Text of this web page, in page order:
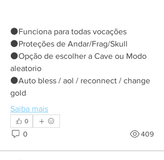
⚫Funciona para todas vocações
⚫Proteções de Andar/Frag/Skull
⚫Opção de escolher a Cave ou Modo
aleatorio
⚫Auto bless / aol / reconnect / change
gold
Saiba mais
0
0 409